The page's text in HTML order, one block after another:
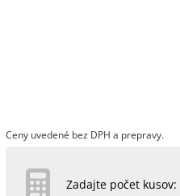
Ceny uvedené bez DPH a prepravy.
Zadajte počet kusov: